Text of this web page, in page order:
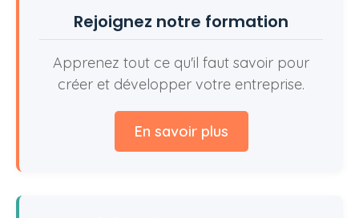
Rejoignez notre formation
Apprenez tout ce qu'il faut savoir pour
créer et développer votre entreprise.
En savoir plus